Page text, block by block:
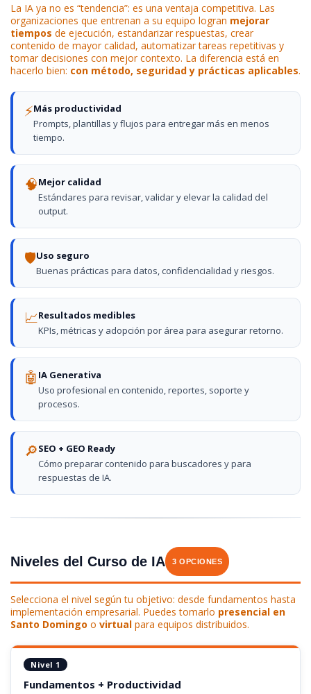
La IA ya no es “tendencia”: es una ventaja competitiva. Las
organizaciones que entrenan a su equipo logran mejorar
tiempos de ejecución, estandarizar respuestas, crear
contenido de mayor calidad, automatizar tareas repetitivas y
tomar decisiones con mejor contexto. La diferencia está en
hacerlo bien: con método, seguridad y prácticas aplicables.
⚡Más productividad
Prompts, plantillas y flujos para entregar más en menos
tiempo.
🧠Mejor calidad
Estándares para revisar, validar y elevar la calidad del
output.
🛡️Uso seguro
Buenas prácticas para datos, confidencialidad y riesgos.
📈Resultados medibles
KPIs, métricas y adopción por área para asegurar retorno.
🤖 IA Generativa
Uso profesional en contenido, reportes, soporte y
procesos.
🔎SEO + GEO Ready
Cómo preparar contenido para buscadores y para
respuestas de IA.
Niveles del Curso de IA 3 OPCIONES
Selecciona el nivel según tu objetivo: desde fundamentos hasta
implementación empresarial. Puedes tomarlo presencial en
Santo Domingo o virtual para equipos distribuidos.
Nivel 1
Fundamentos + Productividad